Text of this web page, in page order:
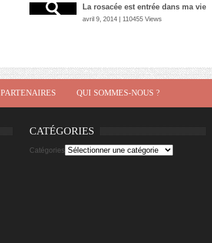
La rosacée est entrée dans ma vie
avril 9, 2014 | 110455 Views
PARTENAIRES QUI SOMMES-NOUS ?
CATÉGORIES
Catégories